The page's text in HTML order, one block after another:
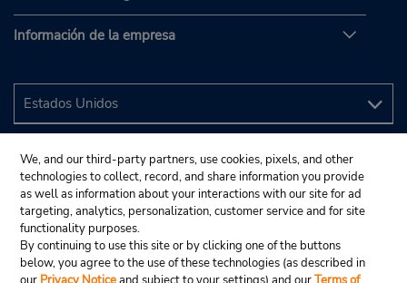
Información de la empresa
We, and our third-party partners, use cookies, pixels, and other
technologies to collect, record, and share information you provide
as well as information about your interactions with our site for ad
targeting, analytics, personalization, customer service and for site
functionality purposes.
By continuing to use this site or by clicking one of the buttons
below, you agree to the use of these technologies (as described in